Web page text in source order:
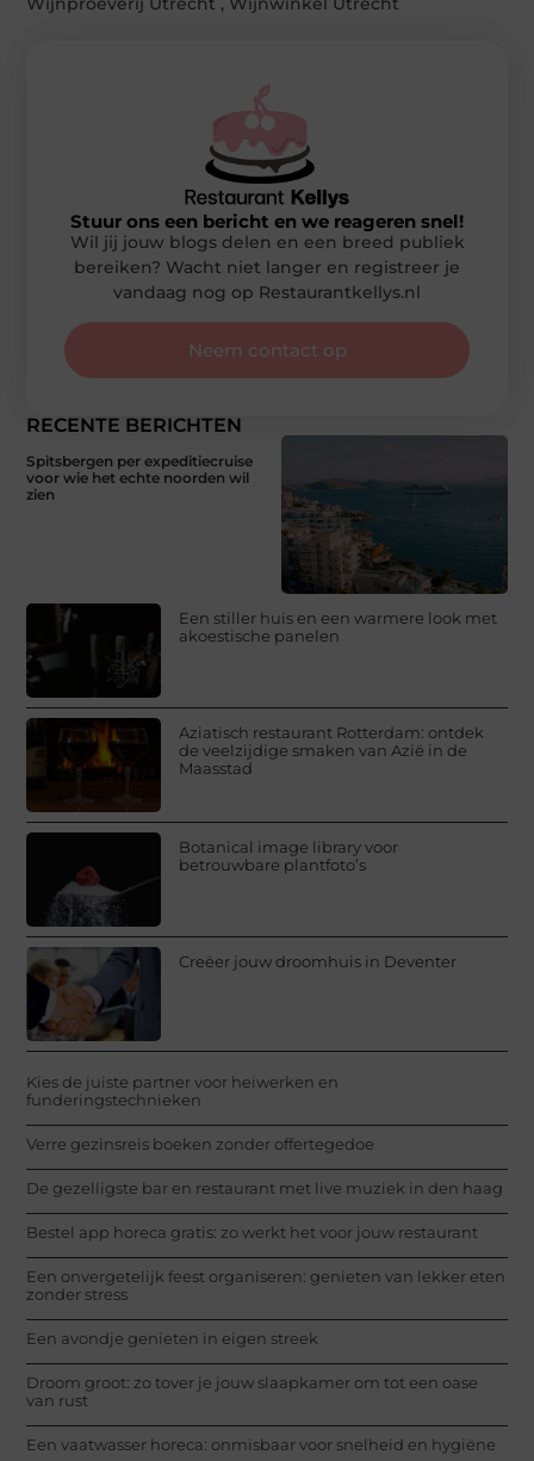
RECENTE BERICHTEN
Spitsbergen per expeditiecruise
voor wie het echte noorden wil
zien
Een stiller huis en een warmere look met
akoestische panelen
Aziatisch restaurant Rotterdam: ontdek
de veelzijdige smaken van Azië in de
Maasstad
Botanical image library voor
betrouwbare plantfoto’s
Creëer jouw droomhuis in Deventer
Kies de juiste partner voor heiwerken en
funderingstechnieken
Verre gezinsreis boeken zonder offertegedoe
De gezelligste bar en restaurant met live muziek in den haag
Bestel app horeca gratis: zo werkt het voor jouw restaurant
Een onvergetelijk feest organiseren: genieten van lekker eten
zonder stress
Een avondje genieten in eigen streek
Droom groot: zo tover je jouw slaapkamer om tot een oase
van rust
Een vaatwasser horeca: onmisbaar voor snelheid en hygiëne
Stuur ons een bericht en we reageren snel!
Wil jij jouw blogs delen en een breed publiek
bereiken? Wacht niet langer en registreer je
vandaag nog op Restaurantkellys.nl
Neem contact op